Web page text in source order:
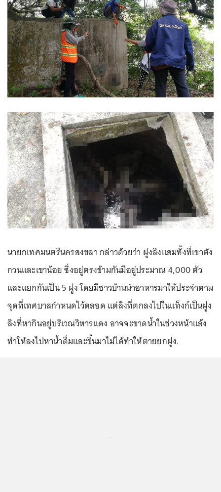
นายกเทศมนตรีนครสงขลา กล่าวด้วยว่า ฝูงลิงแสมทั้งที่เขาตัง
กวนและเขาน้อย ซึ่งอยู่ตรงข้ามกันมีอยู่ประมาณ 4,000 ตัว
และแยกกันเป็น 5 ฝูง โดยมีชาวบ้านนำอาหารมาให้ประจำตาม
จุดที่เทศบาลกำหนดไว้ตลอด แต่ลิงที่ตกลงไปในแท็งก์เป็นฝูง
ลิงที่หากินอยู่บริเวณวิหารแดง อาจจะขาดน้ำในช่วงหน้าแล้ง
ทำให้ลงไปหาน้ำดื่มและขึ้นมาไม่ได้ทำให้ตายยกฝูง.